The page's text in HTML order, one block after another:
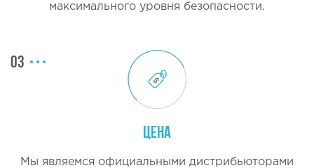
максимального уровня безопасности.
03
Цена
Мы являемся официальными дистрибьюторами